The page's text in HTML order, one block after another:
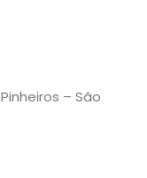
– São